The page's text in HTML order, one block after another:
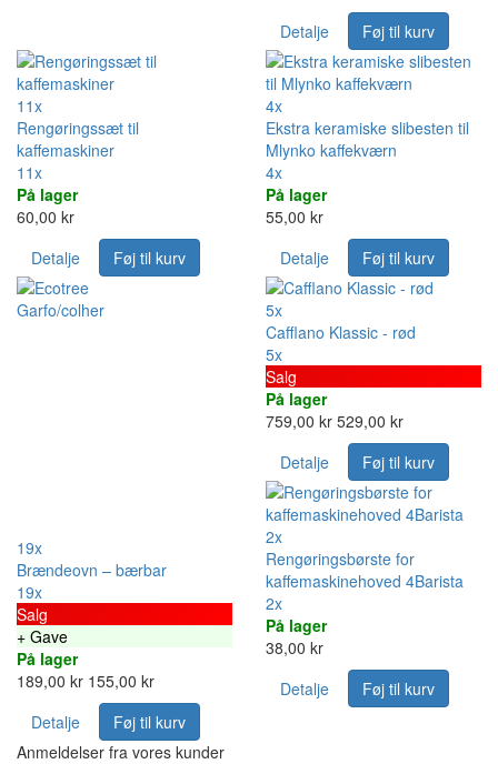
Detalje
Føj til kurv
11x
Rengøringssæt til
kaffemaskiner
11x
På lager
60,00 kr
Detalje
Føj til kurv
4x
Ekstra keramiske slibesten til
Mlynko kaffekværn
4x
På lager
55,00 kr
Detalje
Føj til kurv
19x
Brændeovn – bærbar
19x
Salg
+ Gave
På lager
189,00 kr 155,00 kr
Detalje
Føj til kurv
5x
Cafflano Klassic - rød
5x
Salg
På lager
759,00 kr 529,00 kr
Detalje
Føj til kurv
2x
Rengøringsbørste for
kaffemaskinehoved 4Barista
2x
På lager
38,00 kr
Detalje
Føj til kurv
Anmeldelser fra vores kunder